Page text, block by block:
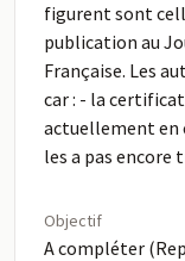
figurent sont
publication au
Française. Les
car : - la
actuellement en
les a pas encore
Objectif
A compléter